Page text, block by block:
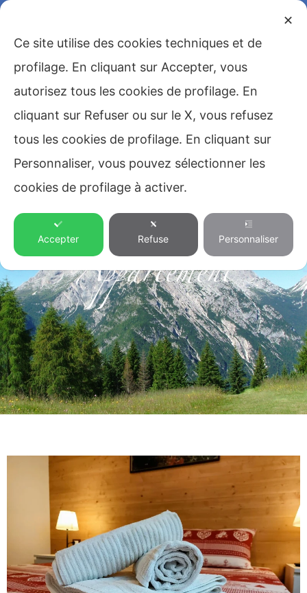
Appartement
✕
Ce site utilise des cookies techniques et de
profilage. En cliquant sur Accepter, vous
autorisez tous les cookies de profilage. En
cliquant sur Refuser ou sur le X, vous refusez
tous les cookies de profilage. En cliquant sur
Personnaliser, vous pouvez sélectionner les
cookies de profilage à activer.
Accepter Refuse Personnaliser